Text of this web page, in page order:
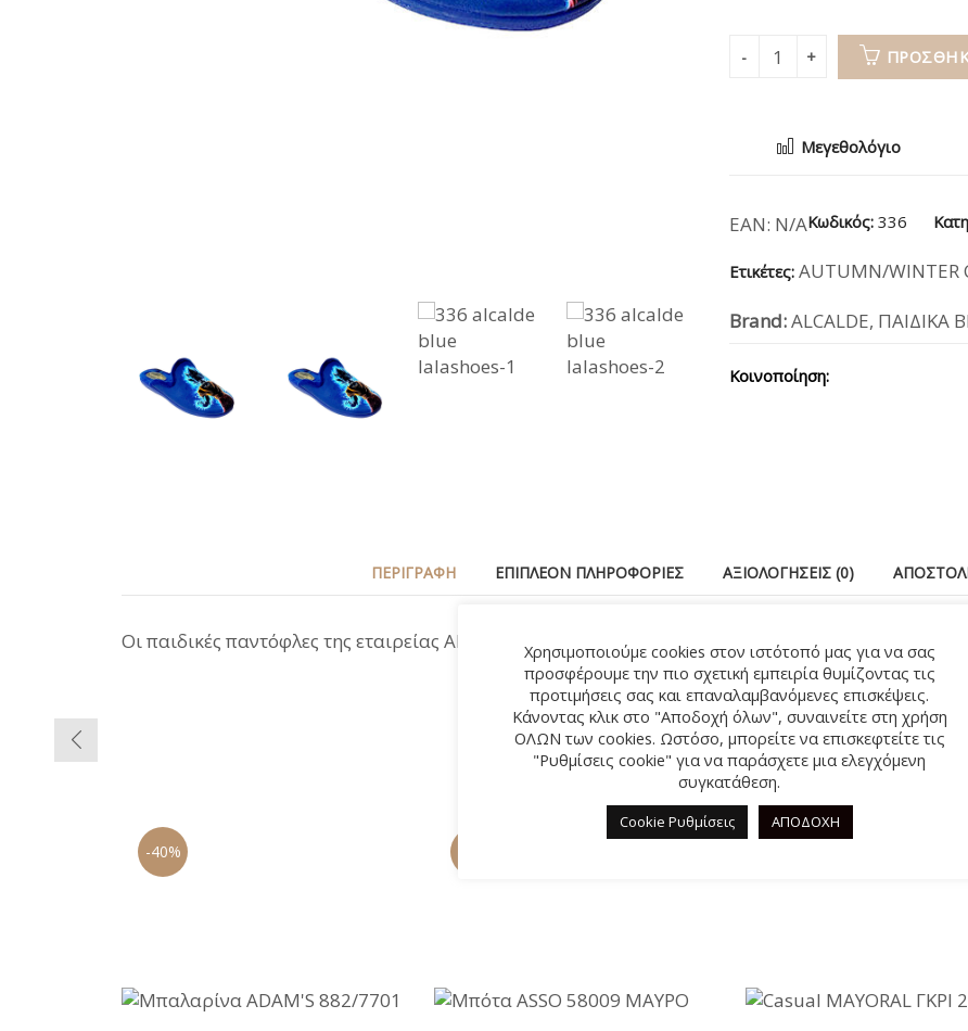
Μεγεθολόγιο
EAN: N/AΚωδικός: 336
Ετικέτες: AUTUMN/WINTER
Brand:ALCALDE, ΠΑΙΔΙΚΑ
Κοινοποίηση:
ΠΕΡΙΓΡΑΦΉ ΕΠΙΠΛΈΟΝ ΠΛΗΡΟΦΟΡΊΕΣ ΑΞΙΟΛΟΓΉΣΕΙΣ (0)
Οι παιδικές παντόφλες της εταιρείας Alcalde, θα κρατήσουν ζεστά τα πόδια των μικρών σας στις
ΣΧΕΤΙΚΆ ΠΡΟΪΌΝΤΑ
-40%
Χρησιμοποιούμε cookies στον ιστότοπό μας για να σας
προσφέρουμε την πιο σχετική εμπειρία θυμίζοντας τις
προτιμήσεις σας και επαναλαμβανόμενες επισκέψεις.
Κάνοντας κλικ στο "Αποδοχή όλων", συναινείτε στη χρήση
ΟΛΩΝ των cookies. Ωστόσο, μπορείτε να επισκεφτείτε τις
"Ρυθμίσεις cookie" για να παράσχετε μια ελεγχόμενη
συγκατάθεση.
Cookie Ρυθμίσεις ΑΠΟΔΟΧΗ